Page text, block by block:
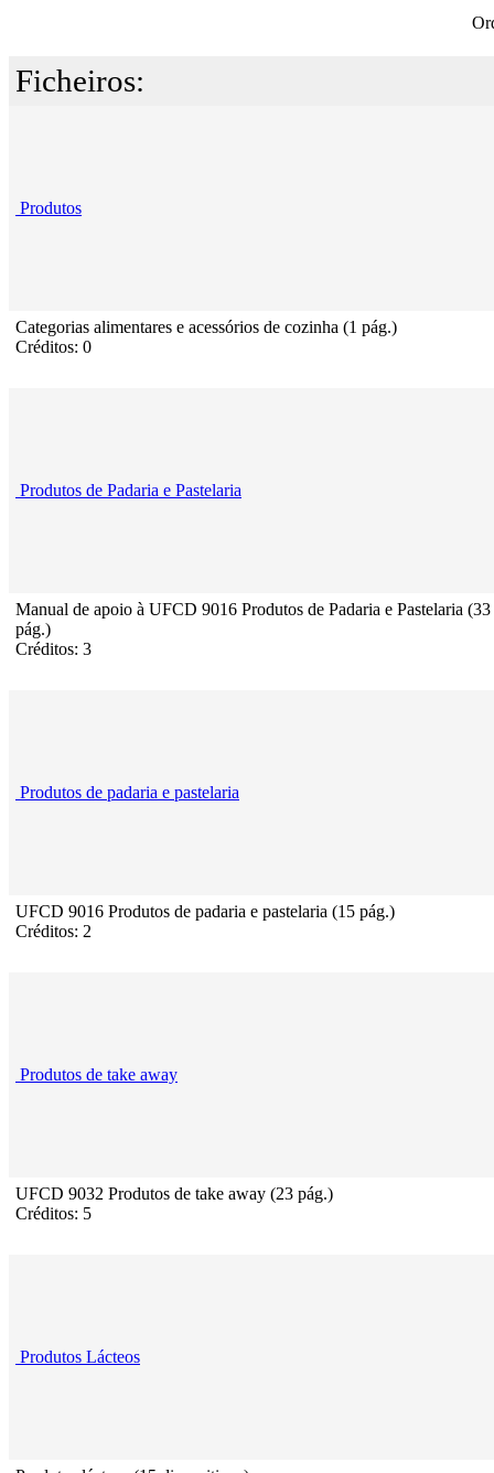
Ficheiros:
Produtos
Categorias alimentares e acessórios de cozinha (1 pág.)
Créditos: 0
Produtos de Padaria e Pastelaria
Manual de apoio à UFCD 9016 Produtos de Padaria e Pastelaria (33
pág.)
Créditos: 3
Produtos de padaria e pastelaria
UFCD 9016 Produtos de padaria e pastelaria (15 pág.)
Créditos: 2
Produtos de take away
UFCD 9032 Produtos de take away (23 pág.)
Créditos: 5
Produtos Lácteos